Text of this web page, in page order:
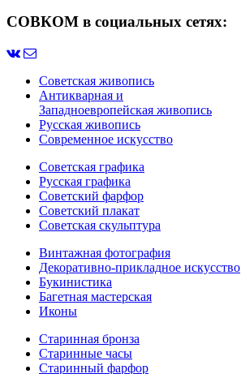
СОВКОМ в социальных сетях:
Советская живопись
Антикварная и
Западноевропейская живопись
Русская живопись
Современное искусство
Советская графика
Русская графика
Советский фарфор
Советский плакат
Советская скульптура
Винтажная фотография
Декоративно-прикладное искусство
Букинистика
Багетная мастерская
Иконы
Старинная бронза
Старинные часы
Старинный фарфор